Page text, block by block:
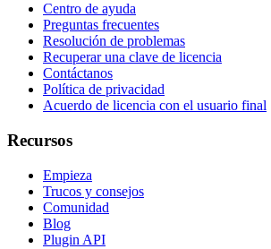
Centro de ayuda
Preguntas frecuentes
Resolución de problemas
Recuperar una clave de licencia
Contáctanos
Política de privacidad
Acuerdo de licencia con el usuario final
Recursos
Empieza
Trucos y consejos
Comunidad
Blog
Plugin API